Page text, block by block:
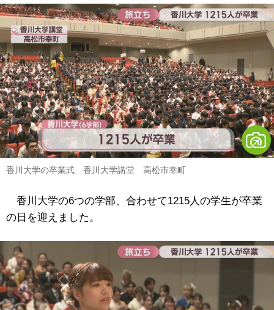
香川大学の卒業式 香川大学講堂 高松市幸町
香川大学の6つの学部、合わせて1215人の学生が卒業
の日を迎えました。